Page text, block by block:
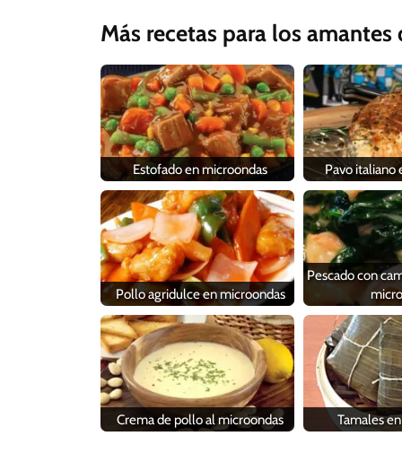
Más recetas para los amantes
Estofado en microondas Pavo italiano
Pollo agridulce en microondas
Pescado con
Crema de pollo al microondas Tamales